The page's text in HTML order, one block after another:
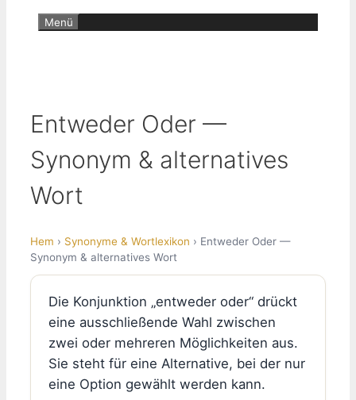
Menü
Entweder Oder —
Synonym & alternatives
Wort
Hem › Synonyme & Wortlexikon › Entweder Oder —
Synonym & alternatives Wort
Die Konjunktion „entweder oder“ drückt
eine ausschließende Wahl zwischen
zwei oder mehreren Möglichkeiten aus.
Sie steht für eine Alternative, bei der nur
eine Option gewählt werden kann.